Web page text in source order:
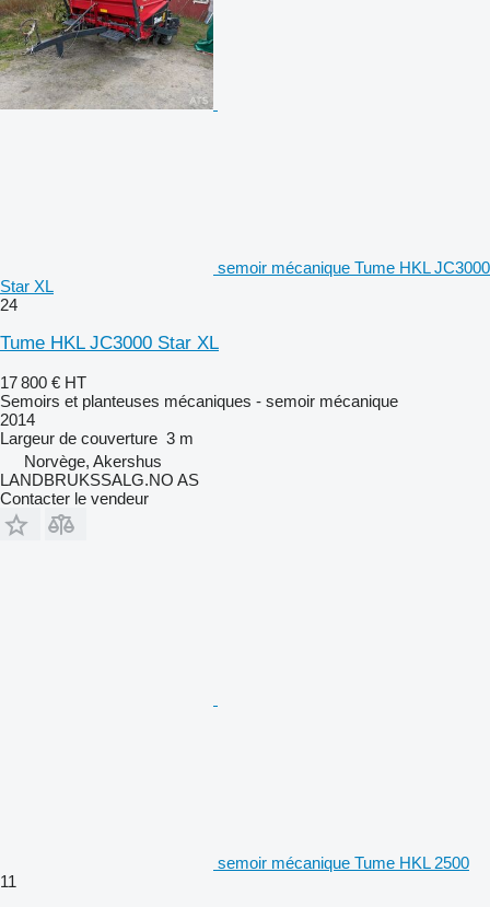
semoir mécanique Tume HKL JC3000
Star XL
24
Tume HKL JC3000 Star XL
17 800 € HT
Semoirs et planteuses mécaniques - semoir mécanique
2014
Largeur de couverture 3 m
Norvège, Akershus
LANDBRUKSSALG.NO AS
Contacter le vendeur
semoir mécanique Tume HKL 2500
11